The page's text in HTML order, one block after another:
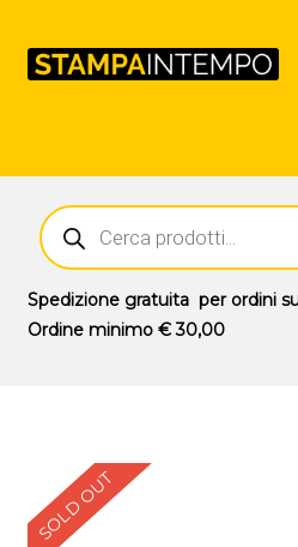
Outlet
Prodotti
Novità
Ricerca
prodotti
Spedizione gratuitaper ordini
Ordine minimo € 30,00
SOLD OUT